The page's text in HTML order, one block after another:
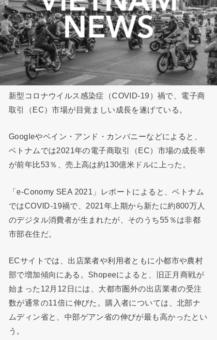
新型コロナウイルス感染症（COVID-19）禍で、電子商
取引（EC）市場が目覚ましい成長を遂げている。
Googleやベイン・アンド・カンパニーなどによると、
ベトナムでは2021年の電子商取引（EC）市場の成長率
が前年比53％、売上高は約130億米ドルに上った。
「e-Conomy SEA 2021」レポートによると、ベトナム
ではCOVID-19禍で、2021年上期から新たに約800万人
のデジタル消費者が生まれたが、そのうち55％は非都
市部在住だ。
ECサイトでは、出店業者や利用者ともに小都市や農村
部で増加傾向にある。Shopeeによると、旧正月商戦が
始まった12月12日には、大都市圏外の出店業者の受注
数が通常の11倍に伸びた。購入者については、北部ナ
ムディン省と、中部ゲアン省の伸びが最も高かったとい
う。